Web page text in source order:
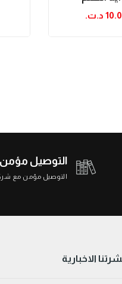
د.ت.‏
التوصيل مؤمن
التوصيل مؤمن مع
الاخبارية